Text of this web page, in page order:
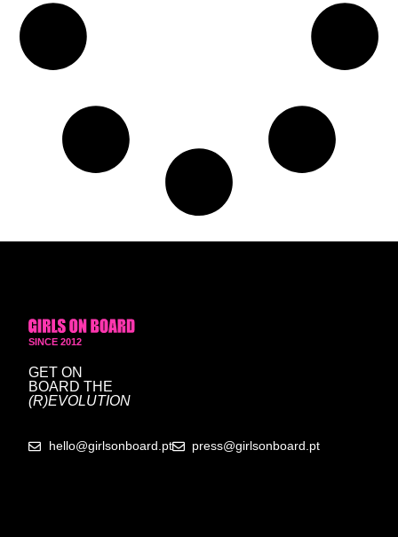
SINCE 2012
GET ON
BOARD THE
(R)EVOLUTION
hello@girlsonboard.pt press@girlsonboard.pt